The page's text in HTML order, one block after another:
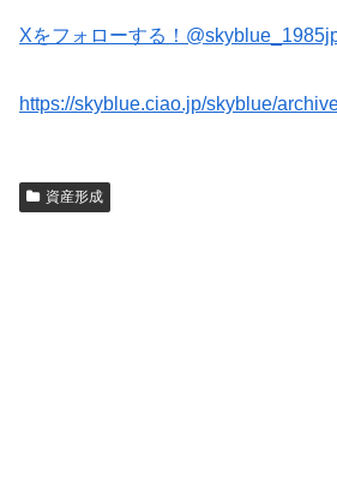
Xをフォローする！
https://skyblue.ciao.jp/skyblue/
資産形成